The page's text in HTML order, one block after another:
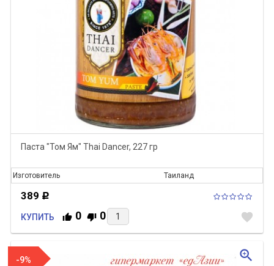
Паста "Том Ям" Thai Dancer, 227 гр
Изготовитель Таиланд
389 Р
КУПИТЬ 0 0 favorite
-9% zoom_in